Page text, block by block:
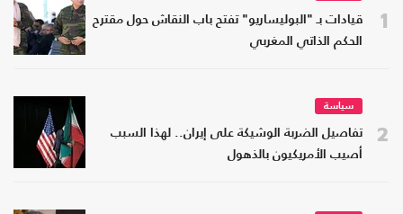
1
قيادات بـ "البوليساريو" تفتح باب النقاش حول مقترح
الحكم الذاتي المغربي
2
سياسة
تفاصيل الضربة الوشيكة على إيران.. لهذا السبب
أصيب الأمريكيون بالذهول